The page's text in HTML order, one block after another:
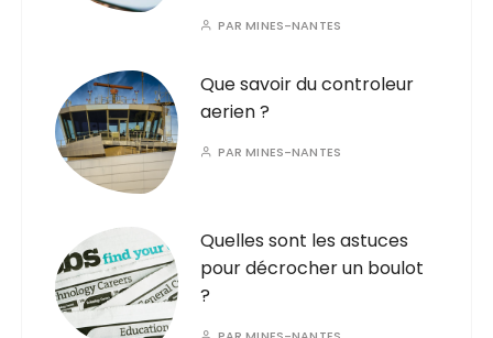
PARMINES-NANTES
Que savoir du controleur
aerien ?
PARMINES-NANTES
Quelles sont les astuces
pour décrocher un boulot
?